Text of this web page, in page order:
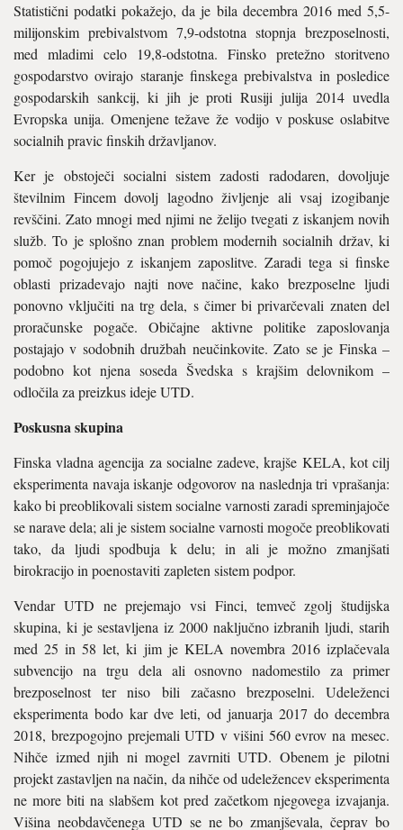
Statistični podatki pokažejo, da je bila decembra 2016 med 5,5-
milijonskim prebivalstvom 7,9-odstotna stopnja brezposelnosti,
med mladimi celo 19,8-odstotna. Finsko pretežno storitveno
gospodarstvo ovirajo staranje finskega prebivalstva in posledice
gospodarskih sankcij, ki jih je proti Rusiji julija 2014 uvedla
Evropska unija. Omenjene težave že vodijo v poskuse oslabitve
socialnih pravic finskih državljanov.
Ker je obstoječi socialni sistem zadosti radodaren, dovoljuje
številnim Fincem dovolj lagodno življenje ali vsaj izogibanje
revščini. Zato mnogi med njimi ne želijo tvegati z iskanjem novih
služb. To je splošno znan problem modernih socialnih držav, ki
pomoč pogojujejo z iskanjem zaposlitve. Zaradi tega si finske
oblasti prizadevajo najti nove načine, kako brezposelne ljudi
ponovno vključiti na trg dela, s čimer bi privarčevali znaten del
proračunske pogače. Običajne aktivne politike zaposlovanja
postajajo v sodobnih družbah neučinkovite. Zato se je Finska –
podobno kot njena soseda Švedska s krajšim delovnikom –
odločila za preizkus ideje UTD.
Poskusna skupina
Finska vladna agencija za socialne zadeve, krajše KELA, kot cilj
eksperimenta navaja iskanje odgovorov na naslednja tri vprašanja:
kako bi preoblikovali sistem socialne varnosti zaradi spreminjajoče
se narave dela; ali je sistem socialne varnosti mogoče preoblikovati
tako, da ljudi spodbuja k delu; in ali je možno zmanjšati
birokracijo in poenostaviti zapleten sistem podpor.
Vendar UTD ne prejemajo vsi Finci, temveč zgolj študijska
skupina, ki je sestavljena iz 2000 naključno izbranih ljudi, starih
med 25 in 58 let, ki jim je KELA novembra 2016 izplačevala
subvencijo na trgu dela ali osnovno nadomestilo za primer
brezposelnost ter niso bili začasno brezposelni. Udeleženci
eksperimenta bodo kar dve leti, od januarja 2017 do decembra
2018, brezpogojno prejemali UTD v višini 560 evrov na mesec.
Nihče izmed njih ni mogel zavrniti UTD. Obenem je pilotni
projekt zastavljen na način, da nihče od udeležencev eksperimenta
ne more biti na slabšem kot pred začetkom njegovega izvajanja.
Višina neobdavčenega UTD se ne bo zmanjševala, čeprav bo